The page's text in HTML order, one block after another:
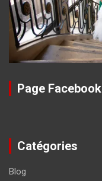
Page Facebook
Catégories
Blog